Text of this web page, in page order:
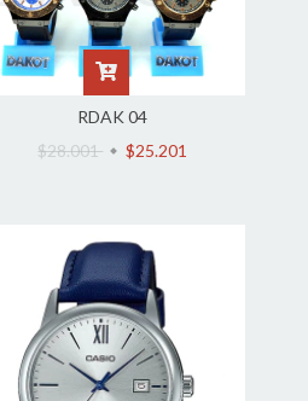
RDAK 04
$28.001
$25.201